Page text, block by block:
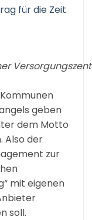
für die Zeit
geben
dem Motto
Also der
zur
mit eigenen
soll.